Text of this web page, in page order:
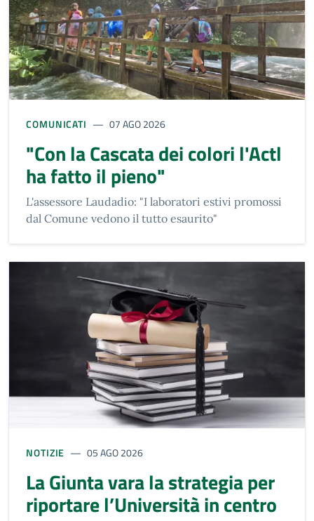
COMUNICATI 07 AGO 2026
"Con la Cascata dei colori l'Actl
ha fatto il pieno"
L'assessore Laudadio: "I laboratori estivi promossi
dal Comune vedono il tutto esaurito"
NOTIZIE 05 AGO 2026
La Giunta vara la strategia per
riportare l’Università in centro